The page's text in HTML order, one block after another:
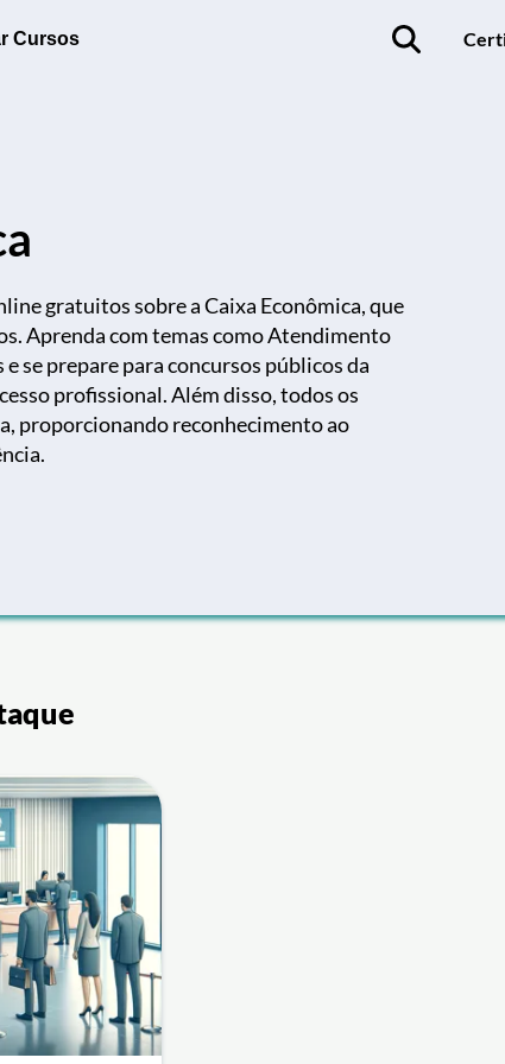
Cursos
gratuitos sobre a Caixa Econômica, que
Aprenda com temas como Atendimento
se prepare para concursos públicos da
profissional. Além disso, todos os
proporcionando reconhecimento ao